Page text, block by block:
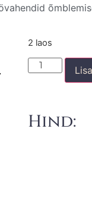
2 laos
Hind: